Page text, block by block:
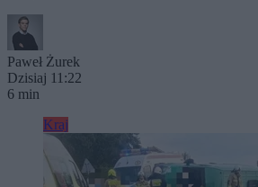
Paweł Żurek
Dzisiaj 11:22
6 min
Kraj